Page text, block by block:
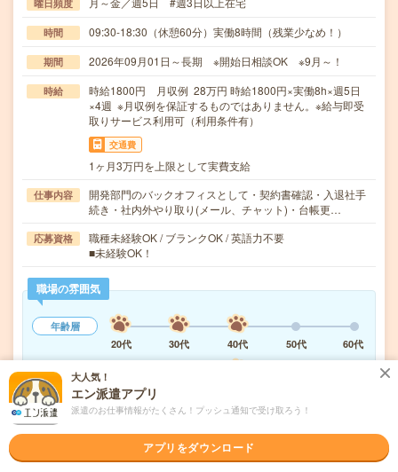
曜日頻度
時間 09:30-18:30（休憩60分）実働8時間（残業少なめ！）
期間 2026年09月01日～長期 ※開始日相談OK ※9月～！
時給
時給1800円 月収例 28万円 時給1800円×実働8h×週5日
×4週 ※月収例を保証するものではありません。※給与即受
取りサービス利用可（利用条件有）
交通費
1ヶ月3万円を上限として実費支給
仕事内容
開発部門のバックオフィスとして・契約書確認・入退社手
続き・社内外やり取り(メール、チャット)・台帳更…
応募資格
職種未経験OK / ブランクOK / 英語力不要
■未経験OK！
職場の雰囲気
年齢層
20代
30代 40代 50代
60代
職場の様子
活気がある
大人気！
エン派遣アプリ
派遣のお仕事情報がたくさん！プッシュ通知で受け取ろう！
アプリをダウンロード